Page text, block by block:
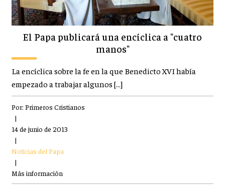
El Papa publicará una encíclica a "cuatro
manos"
La encíclica sobre la fe en la que Benedicto XVI había
empezado a trabajar algunos […]
Por: Primeros Cristianos
|
14 de junio de 2013
|
Noticias del Papa
|
Más información